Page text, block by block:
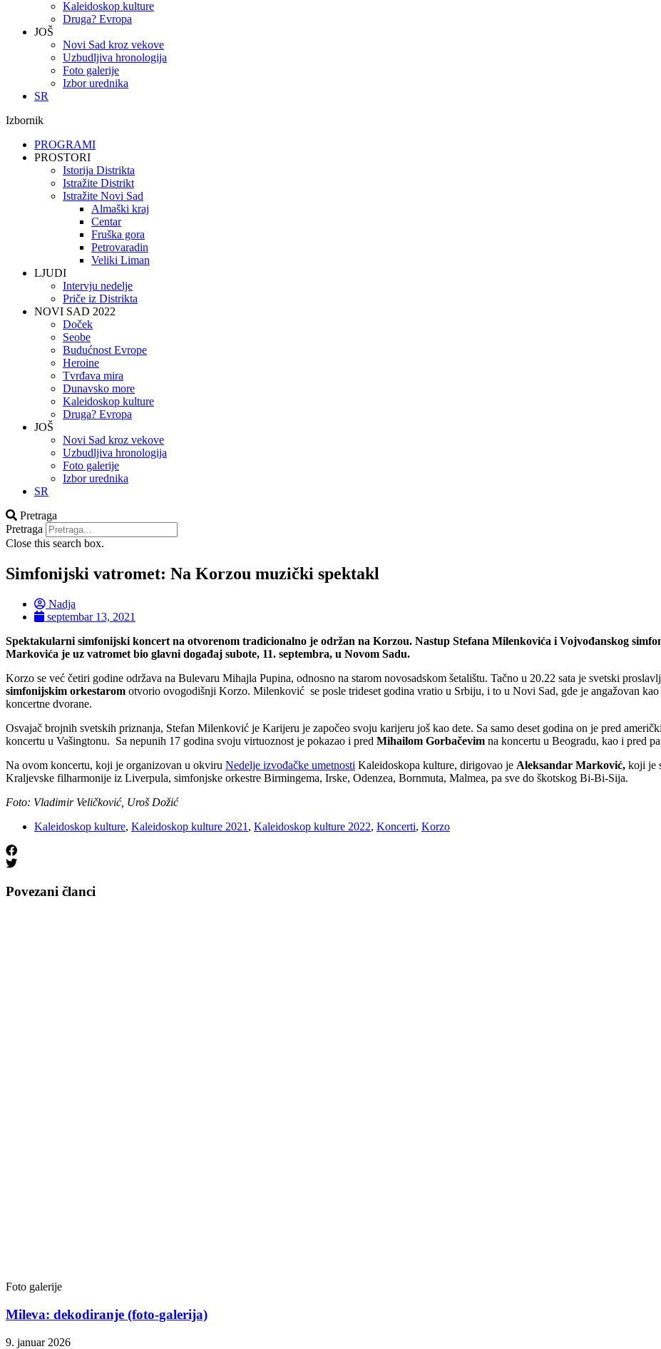
Kaleidoskop kulture
Druga? Evropa
JOŠ
Novi Sad kroz vekove
Uzbudljiva hronologija
Foto galerije
Izbor urednika
SR
Izbornik
PROGRAMI
PROSTORI
Istorija Distrikta
Istražite Distrikt
Istražite Novi Sad
Almaški kraj
Centar
Fruška gora
Petrovaradin
Veliki Liman
LJUDI
Intervju nedelje
Priče iz Distrikta
NOVI SAD 2022
Doček
Seobe
Budućnost Evrope
Heroine
Tvrđava mira
Dunavsko more
Kaleidoskop kulture
Druga? Evropa
JOŠ
Novi Sad kroz vekove
Uzbudljiva hronologija
Foto galerije
Izbor urednika
SR
Pretraga
Pretraga
Close this search box.
Simfonijski vatromet: Na Korzou muzički spektakl
Nadja
septembar 13, 2021
Spektakularni simfonijski koncert na otvorenom tradicionalno je održan na Korzou. Nastup Stefana Milenkovića i Vojvođanskog
Markovića je uz vatromet bio glavni događaj subote, 11. septembra, u Novom Sadu.
Korzo se već četiri godine održava na Bulevaru Mihajla Pupina, odnosno na starom novosadskom šetalištu. Tačno u 20.22 sata je svetski
simfonijskim orkestarom otvorio ovogodišnji Korzo. Milenković se posle trideset godina vratio u Srbiju, i to u Novi Sad, gde je angažovan
koncertne dvorane.
Osvajač brojnih svetskih priznanja, Stefan Milenković je Karijeru je započeo svoju karijeru još kao dete. Sa samo deset godina on je pred
koncertu u Vašingtonu. Sa nepunih 17 godina svoju virtuoznost je pokazao i pred Mihailom Gorbačevim na koncertu u Beogradu, kao i pred
Na ovom koncertu, koji je organizovan u okviru Nedelje izvođačke umetnosti Kaleidoskopa kulture, dirigovao je Aleksandar Marković, koji je
Kraljevske filharmonije iz Liverpula, simfonjske orkestre Birmingema, Irske, Odenzea, Bornmuta, Malmea, pa sve do škotskog Bi-Bi-Sija.
Foto: Vladimir Veličković, Uroš Dožić
Kaleidoskop kulture, Kaleidoskop kulture 2021 , Kaleidoskop kulture 2022, Koncerti, Korzo
Povezani članci
Foto galerije
Mileva: dekodiranje (foto-galerija)
9. januar 2026